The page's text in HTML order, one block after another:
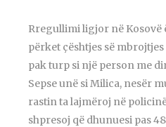
Rregullimi ligjor në Kosovë
përket çështjes së
pak turp si një person me
Sepse unë si Milica, nesër
rastin ta lajmëroj në
shpresoj që dhunuesi pas